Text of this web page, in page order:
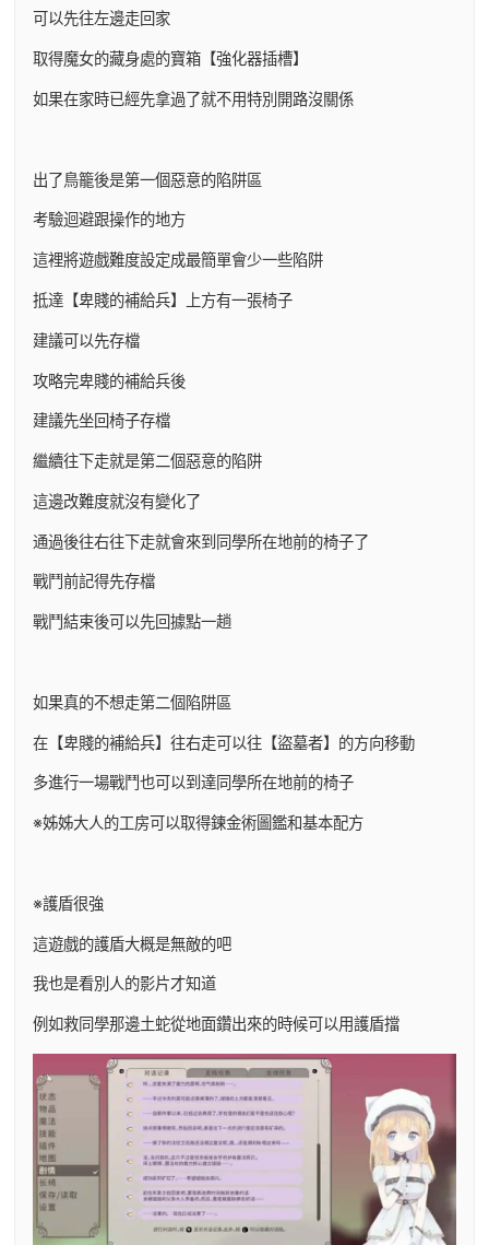
可以先往左邊走回家
取得魔女的藏身處的寶箱【強化器插槽】
如果在家時已經先拿過了就不用特別開路沒關係
出了鳥籠後是第一個惡意的陷阱區
考驗迴避跟操作的地方
這裡將遊戲難度設定成最簡單會少一些陷阱
抵達【卑賤的補給兵】上方有一張椅子
建議可以先存檔
攻略完卑賤的補給兵後
建議先坐回椅子存檔
繼續往下走就是第二個惡意的陷阱
這邊改難度就沒有變化了
通過後往右往下走就會來到同學所在地前的椅子了
戰鬥前記得先存檔
戰鬥結束後可以先回據點一趟
如果真的不想走第二個陷阱區
在【卑賤的補給兵】往右走可以往【盜墓者】的方向移動
多進行一場戰鬥也可以到達同學所在地前的椅子
※姊姊大人的工房可以取得鍊金術圖鑑和基本配方
※護盾很強
這遊戲的護盾大概是無敵的吧
我也是看別人的影片才知道
例如救同學那邊土蛇從地面鑽出來的時候可以用護盾擋